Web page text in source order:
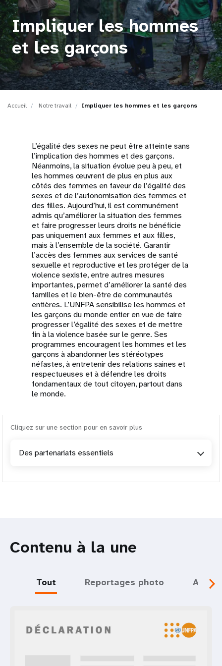
t
i
o
n
Impliquer les hommes
et les garçons
Accueil Notre travail Impliquer les hommes et les garçons
L’égalité des sexes ne peut être atteinte sans
l’implication des hommes et des garçons.
Néanmoins, la situation évolue peu à peu, et
les hommes œuvrent de plus en plus aux
côtés des femmes en faveur de l’égalité des
sexes et de l’autonomisation des femmes et
des filles. Aujourd’hui, il est communément
admis qu’améliorer la situation des femmes
et faire progresser leurs droits ne bénéficie
pas uniquement aux femmes et aux filles,
mais à l’ensemble de la société. Garantir
l’accès des femmes aux services de santé
sexuelle et reproductive et les protéger de la
violence sexiste, entre autres mesures
importantes, permet d’améliorer la santé des
familles et le bien-être de communautés
entières. L’UNFPA sensibilise les hommes et
les garçons du monde entier en vue de faire
progresser l’égalité des sexes et de mettre
fin à la violence basée sur le genre. Ses
programmes encouragent les hommes et les
garçons à abandonner les stéréotypes
néfastes, à entretenir des relations saines et
respectueuses et à défendre les droits
fondamentaux de tout citoyen, partout dans
le monde.
Cliquez sur une section pour en savoir plus
Des partenariats essentiels
Contenu à la une
Tout Reportages photo